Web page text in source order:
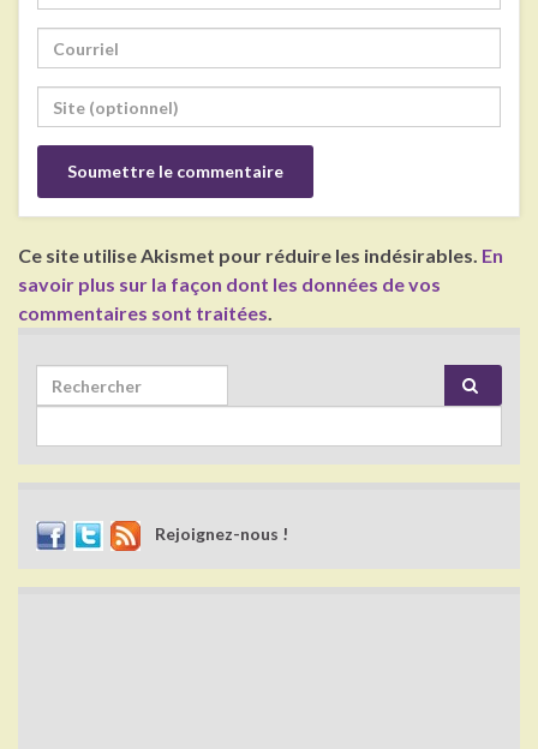
Ce site utilise Akismet pour réduire les indésirables. En
savoir plus sur la façon dont les données de vos
commentaires sont traitées.
Search for:
Rejoignez-nous !